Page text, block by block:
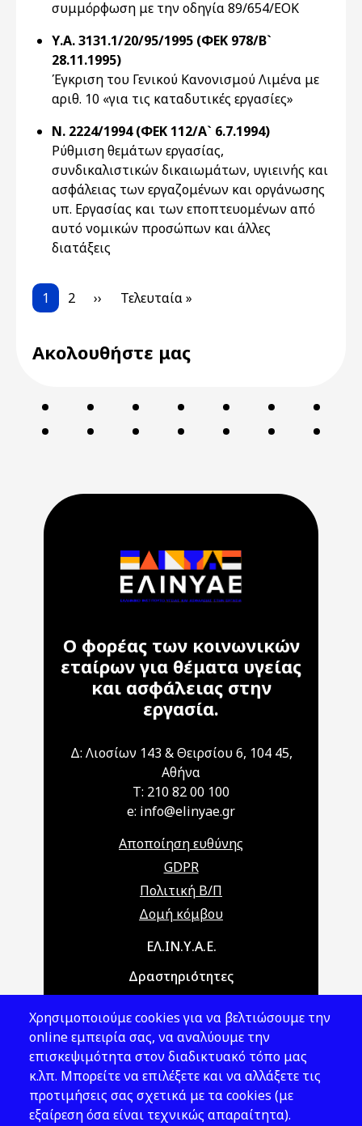
συμμόρφωση με την οδηγία 89/654/EOK
Υ.Α. 3131.1/20/95/1995 (ΦΕΚ 978/Β`
28.11.1995)
Έγκριση του Γενικού Κανονισμού Λιμένα με
αριθ. 10 «για τις καταδυτικές εργασίες»
Ν. 2224/1994 (ΦΕΚ 112/Α` 6.7.1994)
Ρύθμιση θεμάτων εργασίας,
συνδικαλιστικών δικαιωμάτων, υγιεινής και
ασφάλειας των εργαζομένων και οργάνωσης
υπ. Εργασίας και των εποπτευομένων από
αυτό νομικών προσώπων και άλλες
διατάξεις
Pagination
Current page
1 Page
2 Next page
›› Last page
Τελευταία »
Ακολουθήστε μας
Ο φορέας των κοινωνικών
εταίρων για θέματα υγείας
και ασφάλειας στην
εργασία.
Δ: Λιοσίων 143 & Θειρσίου 6, 104 45,
Αθήνα
T: 210 82 00 100
e: info@elinyae.gr
Αποποίηση ευθύνης
GDPR
Πολιτική Β/Π
Δομή κόμβου
Main navigationΕΛ.ΙΝ.Υ.Α.Ε.
Δραστηριότητες
Νομοθεσία
Εκδόσεις
Νέα - Εκδηλώσεις
Χρησιμοποιούμε cookies για να βελτιώσουμε την
online εμπειρία σας, να αναλύουμε την
επισκεψιμότητα στον διαδικτυακό τόπο μας
κ.λπ. Μπορείτε να επιλέξετε και να αλλάξετε τις
προτιμήσεις σας σχετικά με τα cookies (με
εξαίρεση όσα είναι τεχνικώς απαραίτητα).